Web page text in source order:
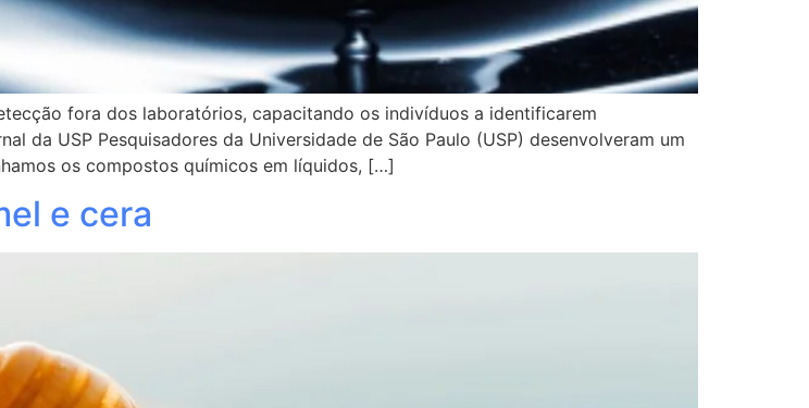
fora dos laboratórios, capacitando os indivíduos a identificarem
da USP Pesquisadores da Universidade de São Paulo (USP) desenvolveram um
os compostos químicos em líquidos, […]
e cera